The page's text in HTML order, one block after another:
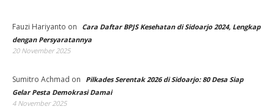
Fauzi Hariyanto on
Cara Daftar BPJS Kesehatan di Sidoarjo 2024, Lengkap
dengan Persyaratannya
20 November 2025
Sumitro Achmad on
Pilkades Serentak 2026 di Sidoarjo: 80 Desa Siap
Gelar Pesta Demokrasi Damai
4 November 2025